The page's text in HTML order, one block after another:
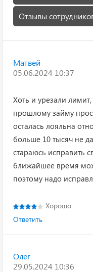
Отзывы
Матвей
05.06.2024 10:37
Хоть и урезали
прошлому займу
осталась лояльна
больше 10 тысяч не
стараюсь исправить
ближайшее время
поэтому надо
Хорошо
Ответить
Олег
29.05.2024 10:36